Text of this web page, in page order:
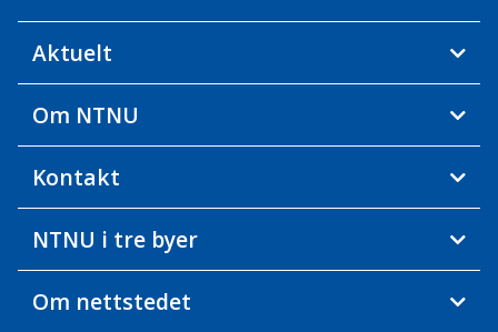
Aktuelt
Om NTNU
Kontakt
NTNU i tre byer
Om nettstedet